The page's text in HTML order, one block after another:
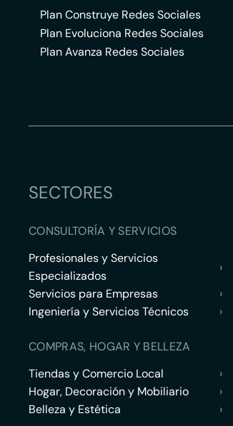
Plan Construye Redes Sociales
Plan Evoluciona Redes Sociales
Plan Avanza Redes Sociales
SECTORES
CONSULTORÍA Y SERVICIOS
Profesionales y Servicios
Especializados
›
Servicios para Empresas
›
Ingeniería y Servicios Técnicos
›
COMPRAS, HOGAR Y BELLEZA
Tiendas y Comercio Local
›
Hogar, Decoración y Mobiliario
›
Belleza y Estética
›